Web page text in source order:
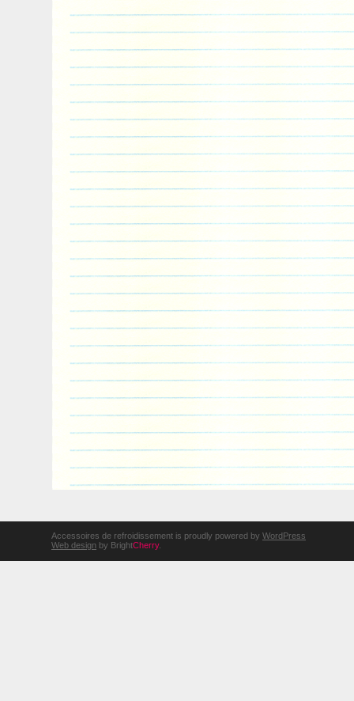
Accessoires de refroidissement is proudly powered by WordPress
Web design by BrightCherry.